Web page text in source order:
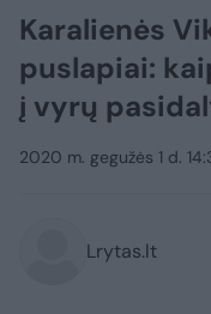
Karalienės
puslapiai:
į vyrų
2020 m. gegužės 1 d.
Lrytas.lt